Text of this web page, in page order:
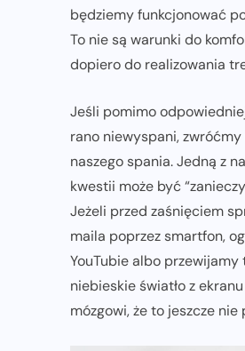
będziemy funkcjonować
To nie są warunki do
dopiero do realizowania
Jeśli pomimo
rano niewyspani,
naszego spania. Jedną z
kwestii może być
Jeżeli przed zaśnięciem
maila poprzez smartfon,
YouTubie albo
niebieskie światło z
mózgowi, że to jeszcze nie